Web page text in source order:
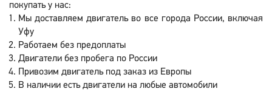
покупать у нас:
Мы доставляем двигатель во все города России, включая
Уфу
Работаем без предоплаты
Двигатели без пробега по России
Привозим двигатель под заказ из Европы
В наличии есть двигатели на любые автомобили